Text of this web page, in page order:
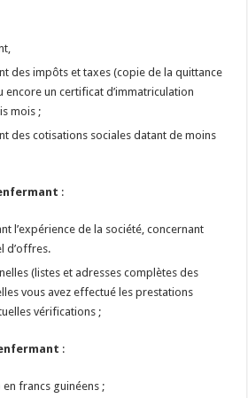
des impôts et taxes (copie de la quittance
encore un certificat d’immatriculation
mois ;
des cotisations sociales datant de moins
:
l’expérience de la société, concernant
d’offres.
(listes et adresses complètes des
vous avez effectué les prestations
vérifications ;
:
francs guinéens ;